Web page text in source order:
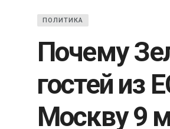
ПОЛИТИКА
Почему
гостей из
Москву 9